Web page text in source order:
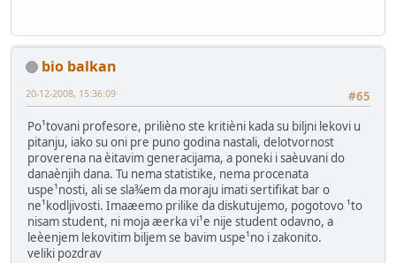
bio balkan
#65
20-12-2008, 15:36:09
Po¹tovani profesore, prilièno ste kritièni kada su biljni lekovi u
pitanju, iako su oni pre puno godina nastali, delotvornost
proverena na èitavim generacijama, a poneki i saèuvani do
danaènjih dana. Tu nema statistike, nema procenata
uspe¹nosti, ali se sla¾em da moraju imati sertifikat bar o
ne¹kodljivosti. Imaæemo prilike da diskutujemo, pogotovo ¹to
nisam student, ni moja æerka vi¹e nije student odavno, a
leèenjem lekovitim biljem se bavim uspe¹no i zakonito.
veliki pozdrav